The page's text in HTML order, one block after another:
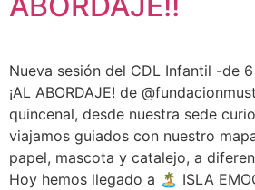
Nueva sesión del CDL Infantil -de
¡AL ABORDAJE! de
quincenal, desde nuestra sede
viajamos guiados con nuestro
papel, mascota y catalejo, a
Hoy hemos llegado a 🏝 ISLA